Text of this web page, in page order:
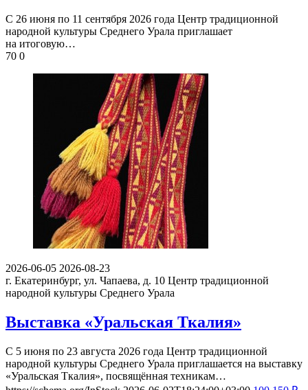
С 26 июня по 11 сентября 2026 года Центр традиционной
народной культуры Среднего Урала приглашает
на итоговую…
70 0
2026-06-05 2026-08-23
г. Екатеринбург, ул. Чапаева, д. 10 Центр традиционной
народной культуры Среднего Урала
Выставка «Уральская Ткалия»
С 5 июня по 23 августа 2026 года Центр традиционной
народной культуры Среднего Урала приглашается на выставку
«Уральская Ткалия», посвящённая техникам…